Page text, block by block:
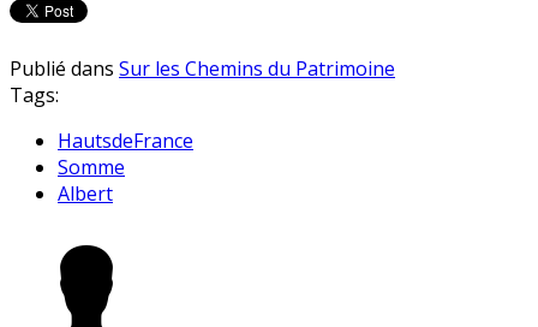
Publié dans Sur les Chemins du Patrimoine
Tags:
HautsdeFrance
Somme
Albert